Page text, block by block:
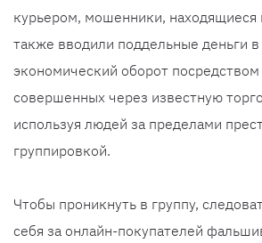
курьером, мошенники, находящиеся
также вводили поддельные деньги
экономический оборот
совершенных через известную
используя людей за пределами
группировкой.
Чтобы проникнуть в группу,
себя за онлайн-покупателей